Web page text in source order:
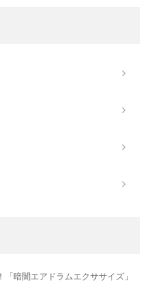
暗闇エアドラムエクササイズ」